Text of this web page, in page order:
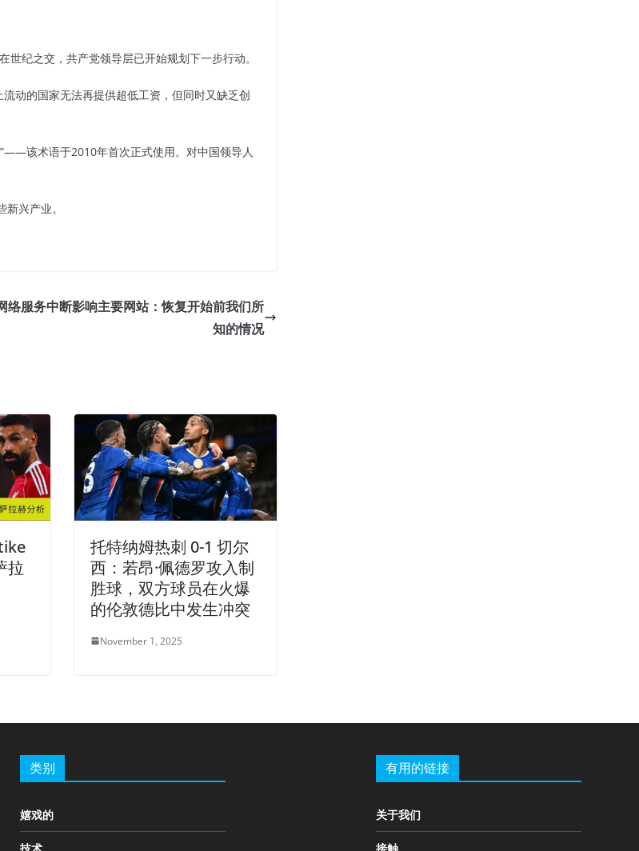
纪之交，共产党领导层已开始规划下一步行动。
动的国家无法再提供超低工资，但同时又缺乏创
该术语于2010年首次正式使用。对中国领导人
兴产业。
络服务中断影响主要网站：恢复开始前我们所
知的情况
拉
托特纳姆热刺 0-1 切尔
西：若昂·佩德罗攻入制
胜球，双方球员在火爆
的伦敦德比中发生冲突
November 1, 2025
类别
嬉戏的
有用的链接
关于我们